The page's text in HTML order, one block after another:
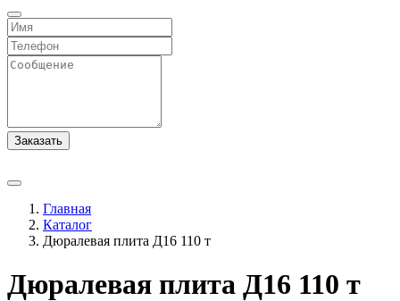
Заказать
Главная
Каталог
Дюралевая плита Д16 110 т
Дюралевая плита Д16 110 т